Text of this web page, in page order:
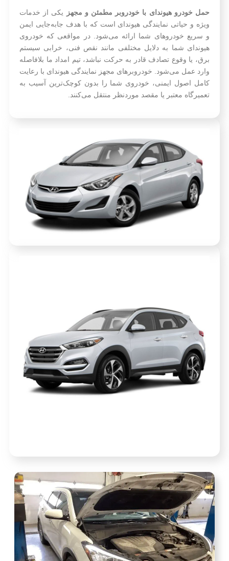
حمل خودرو هیوندای با خودروبر مطمئن و مجهز
یکی از خدمات
ویژه و حیاتی نمایندگی هیوندای است که با هدف جابه‌جایی ایمن
و سریع خودروهای شما ارائه می‌شود. در مواقعی که خودروی
هیوندای شما به دلایل مختلفی مانند نقص فنی، خرابی سیستم
برق، یا وقوع تصادف قادر به حرکت نباشد، تیم امداد ما بلافاصله
وارد عمل می‌شود. خودروبرهای مجهز نمایندگی هیوندای با رعایت
کامل اصول ایمنی، خودروی شما را بدون کوچک‌ترین آسیب به
تعمیرگاه معتبر یا مقصد موردنظر منتقل می‌کنند.